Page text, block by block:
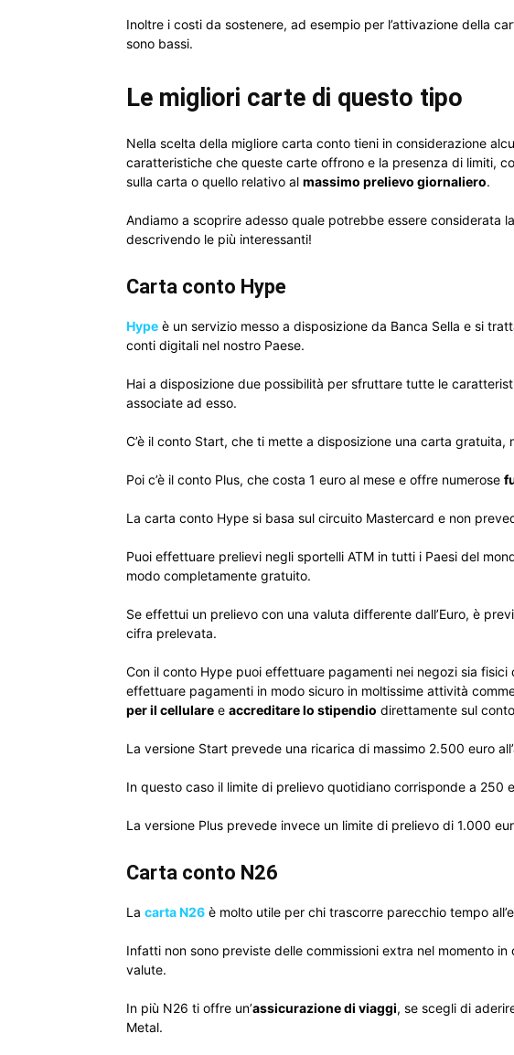
Inoltre i costi da sostenere, ad esempio per l’attivazione della
sono bassi.
Le migliori carte di questo tipo
Nella scelta della migliore carta conto tieni in considerazione
caratteristiche che queste carte offrono e la presenza di limiti,
sulla carta o quello relativo al massimo prelievo giornaliero.
Andiamo a scoprire adesso quale potrebbe essere considerata
descrivendo le più interessanti!
Carta conto Hype
Hype è un servizio messo a disposizione da Banca Sella e si
conti digitali nel nostro Paese.
Hai a disposizione due possibilità per sfruttare tutte le
associate ad esso.
C’è il conto Start, che ti mette a disposizione una carta gratuita,
Poi c’è il conto Plus, che costa 1 euro al mese e offre numerose
La carta conto Hype si basa sul circuito Mastercard e non
Puoi effettuare prelievi negli sportelli ATM in tutti i Paesi del
modo completamente gratuito.
Se effettui un prelievo con una valuta differente dall’Euro, è
cifra prelevata.
Con il conto Hype puoi effettuare pagamenti nei negozi sia fisici
effettuare pagamenti in modo sicuro in moltissime attività
per il cellulare e accreditare lo stipendio direttamente sul
La versione Start prevede una ricarica di massimo 2.500 euro
In questo caso il limite di prelievo quotidiano corrisponde a 250
La versione Plus prevede invece un limite di prelievo di 1.000
Carta conto N26
La carta N26 è molto utile per chi trascorre parecchio tempo
Infatti non sono previste delle commissioni extra nel momento
valute.
In più N26 ti offre un’assicurazione di viaggi, se scegli di
Metal.